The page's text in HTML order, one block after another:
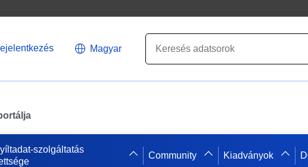
Magyar
szolgáltatás
Community Kiadványok